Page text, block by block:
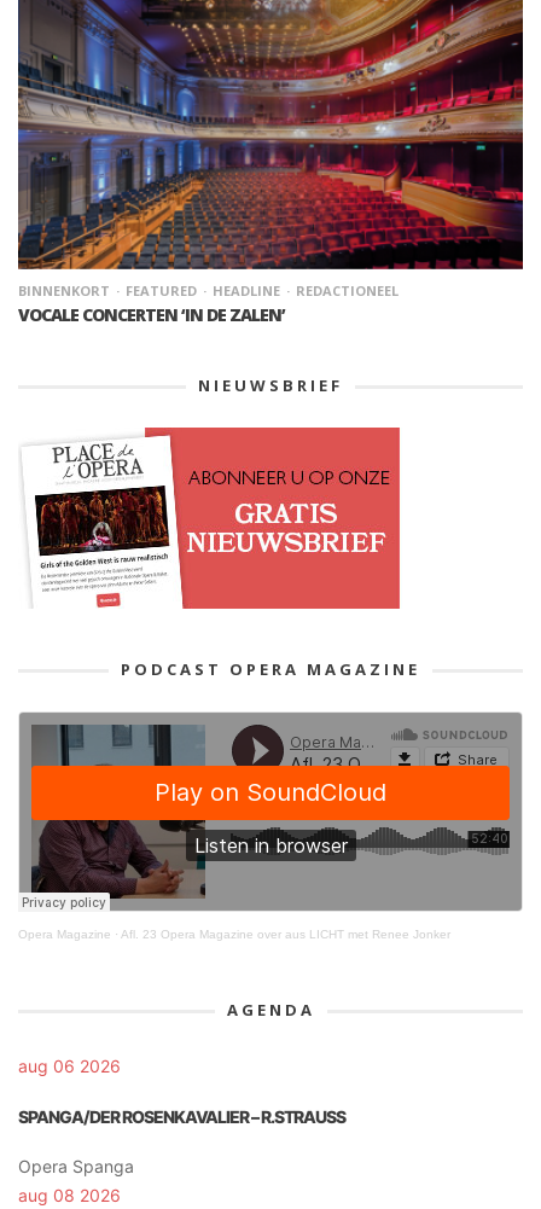
BINNENKORT FEATURED HEADLINE REDACTIONEEL
VOCALE CONCERTEN ‘IN DE ZALEN’
NIEUWSBRIEF
PODCAST OPERA MAGAZINE
Opera Magazine · Afl. 23 Opera Magazine over aus LICHT met Renee Jonker
AGENDA
aug 06 2026
SPANGA/DER ROSENKAVALIER – R.STRAUSS
Opera Spanga
aug 08 2026